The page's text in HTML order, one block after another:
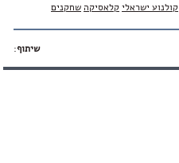
קולנוע ישראליקלאסיקה שחקנים
שיתוף: